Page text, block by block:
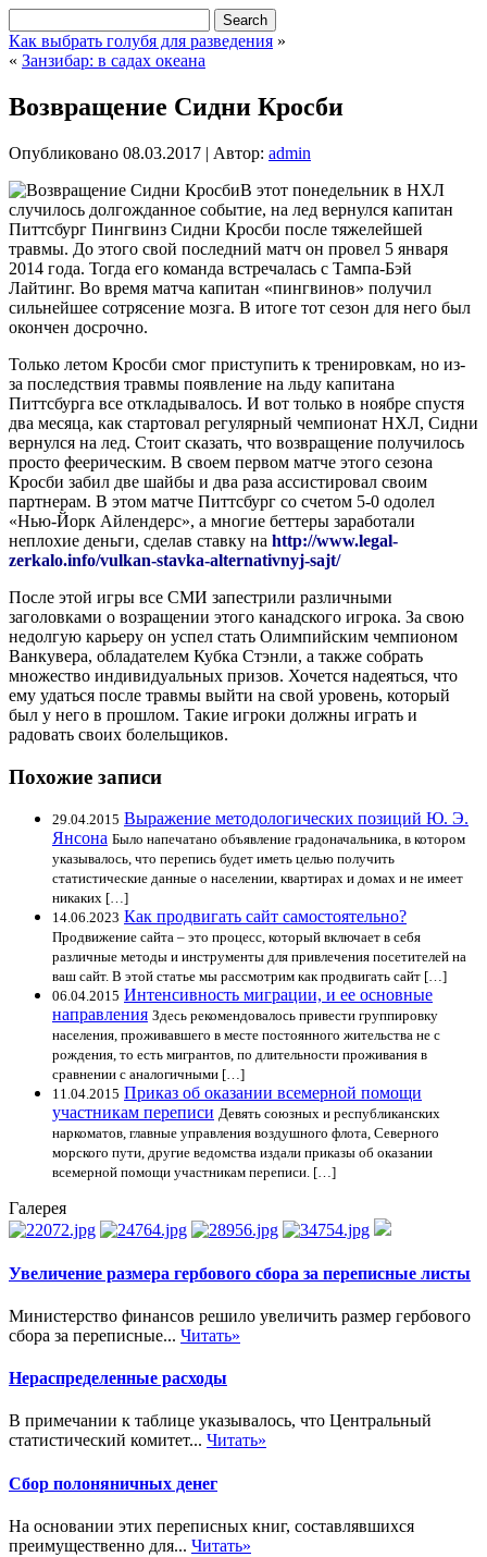
Как выбрать голубя для разведения »
« Занзибар: в садах океана
Возвращение Сидни Кросби
Опубликовано 08.03.2017 | Автор: admin
В этот понедельник в НХЛ
случилось долгожданное событие, на лед вернулся капитан
Питтсбург Пингвинз Сидни Кросби после тяжелейшей
травмы. До этого свой последний матч он провел 5 января
2014 года. Тогда его команда встречалась с Тампа-Бэй
Лайтинг. Во время матча капитан «пингвинов» получил
сильнейшее сотрясение мозга. В итоге тот сезон для него был
окончен досрочно.
Только летом Кросби смог приступить к тренировкам, но из-
за последствия травмы появление на льду капитана
Питтсбурга все откладывалось. И вот только в ноябре спустя
два месяца, как стартовал регулярный чемпионат НХЛ, Сидни
вернулся на лед. Стоит сказать, что возвращение получилось
просто феерическим. В своем первом матче этого сезона
Кросби забил две шайбы и два раза ассистировал своим
партнерам. В этом матче Питтсбург со счетом 5-0 одолел
«Нью-Йорк Айлендерс», а многие беттеры заработали
неплохие деньги, сделав ставку на http://www.legal-
zerkalo.info/vulkan-stavka-alternativnyj-sajt/
После этой игры все СМИ запестрили различными
заголовками о возращении этого канадского игрока. За свою
недолгую карьеру он успел стать Олимпийским чемпионом
Ванкувера, обладателем Кубка Стэнли, а также собрать
множество индивидуальных призов. Хочется надеяться, что
ему удаться после травмы выйти на свой уровень, который
был у него в прошлом. Такие игроки должны играть и
радовать своих болельщиков.
Похожие записи
29.04.2015 Выражение методологических позиций Ю. Э.
Янсона Было напечатано объявление градоначальника, в котором
указывалось, что перепись будет иметь целью получить
статистические данные о населении, квартирах и домах и не имеет
никаких […]
14.06.2023 Как продвигать сайт самостоятельно?
Продвижение сайта – это процесс, который включает в себя
различные методы и инструменты для привлечения посетителей на
ваш сайт. В этой статье мы рассмотрим как продвигать сайт […]
06.04.2015 Интенсивность миграции, и ее основные
направления Здесь рекомендовалось привести группировку
населения, проживавшего в месте постоянного жительства не с
рождения, то есть мигрантов, по длительности проживания в
сравнении с аналогичными […]
11.04.2015 Приказ об оказании всемерной помощи
участникам переписи Девять союзных и республиканских
наркоматов, главные управления воздушного флота, Северного
морского пути, другие ведомства издали приказы об оказании
всемерной помощи участникам переписи. […]
Галерея
Увеличение размера гербового сбора за переписные листы
Министерство финансов решило увеличить размер гербового
сбора за переписные... Читать»
Нераспределенные расходы
В примечании к таблице указывалось, что Центральный
статистический комитет... Читать»
Сбор полоняничных денег
На основании этих переписных книг, составлявшихся
преимущественно для... Читать»